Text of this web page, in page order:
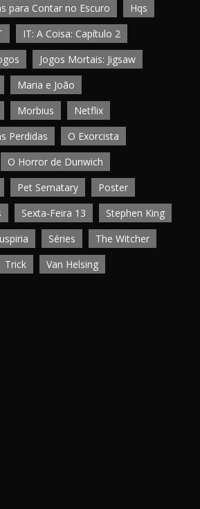
para Contar no Escuro
Hqs
IT: A Coisa: Capítulo 2
Jogos Mortais: Jigsaw
Maria e João
Morbius
Netflix
Perdidas
O Exorcista
O Horror de Dunwich
Pet Sematary
Poster
Sexta-Feira 13
Stephen King
Séries
The Witcher
Trick Van Helsing